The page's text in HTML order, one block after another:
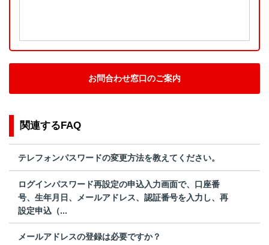
お問合わせ窓口のご案内
関連するFAQ
テレフォンパスワードの変更方法を教えてください。
ログインパスワード再設定の申込入力画面で、口座番
号、生年月日、メールアドレス、認証番号を入力し、再
設定申込（...
メールアドレスの登録は必要ですか？